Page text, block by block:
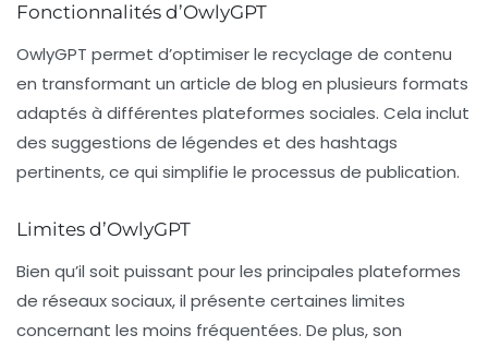
Fonctionnalités d’OwlyGPT
OwlyGPT permet d’optimiser le recyclage de contenu
en transformant un article de blog en plusieurs formats
adaptés à différentes plateformes sociales. Cela inclut
des suggestions de légendes et des hashtags
pertinents, ce qui simplifie le processus de publication.
Limites d’OwlyGPT
Bien qu’il soit puissant pour les principales plateformes
de réseaux sociaux, il présente certaines limites
concernant les moins fréquentées. De plus, son